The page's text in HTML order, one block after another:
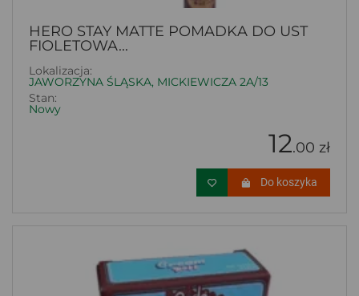
HERO STAY MATTE POMADKA DO UST
FIOLETOWA...
Lokalizacja:
JAWORZYNA ŚLĄSKA, MICKIEWICZA 2A/13
Stan:
Nowy
12.00 zł
Do koszyka